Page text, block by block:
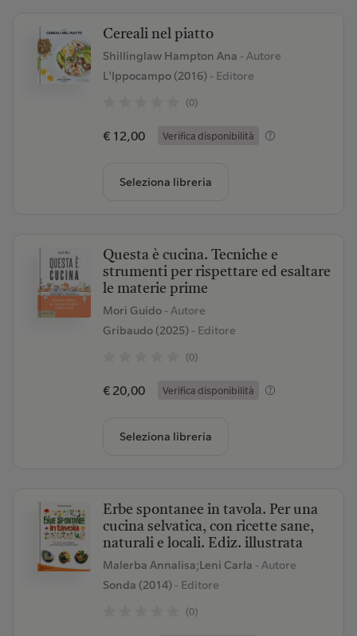
Cereali nel piatto
Shillinglaw Hampton Ana - Autore
L'Ippocampo (2016)- Editore
(0)
€ 12,00 Verifica disponibilità
Seleziona libreria
Questa è cucina. Tecniche e
strumenti per rispettare ed esaltare
le materie prime
Mori Guido - Autore
Gribaudo (2025)- Editore
(0)
€ 20,00 Verifica disponibilità
Seleziona libreria
Erbe spontanee in tavola. Per una
cucina selvatica, con ricette sane,
naturali e locali. Ediz. illustrata
Malerba Annalisa;Leni Carla - Autore
Sonda (2014)- Editore
(0)